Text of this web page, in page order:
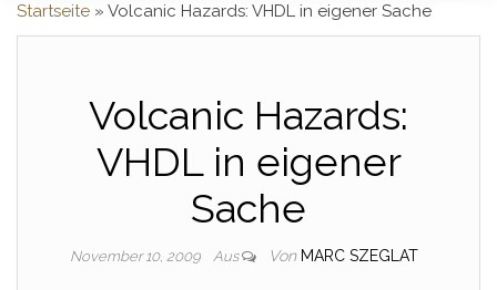
Startseite » Volcanic Hazards: VHDL in eigener Sache
Volcanic Hazards:
VHDL in eigener
Sache
November 10, 2009 Aus Von MARC SZEGLAT